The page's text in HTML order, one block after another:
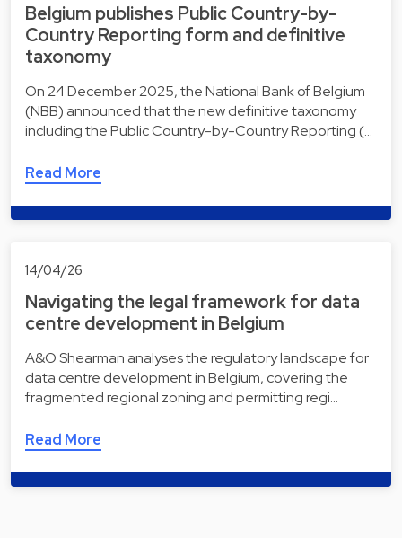
Belgium publishes Public Country-by-
Country Reporting form and definitive
taxonomy
On 24 December 2025, the National Bank of Belgium
(NBB) announced that the new definitive taxonomy
including the Public Country-by-Country Reporting (…
Read More
14/04/26
Navigating the legal framework for data
centre development in Belgium
A&O Shearman analyses the regulatory landscape for
data centre development in Belgium, covering the
fragmented regional zoning and permitting regi…
Read More